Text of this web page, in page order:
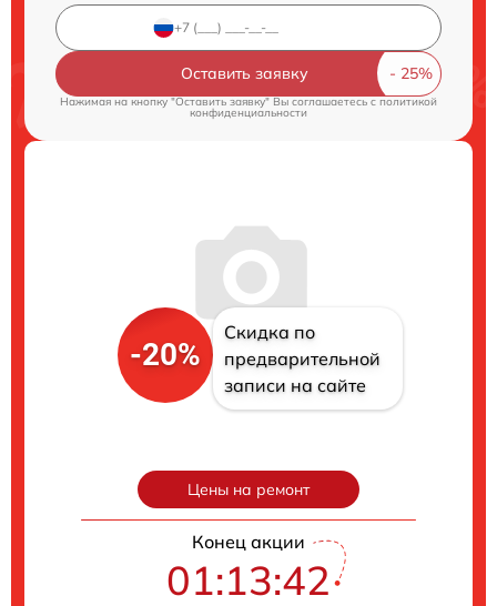
Оставить заявку
Нажимая на кнопку "Оставить заявку" Вы соглашаетесь cполитикой
конфиденциальности
-20%
Скидка по
предварительной
записи на сайте
Цены на ремонт
Конец акции
01:13:42